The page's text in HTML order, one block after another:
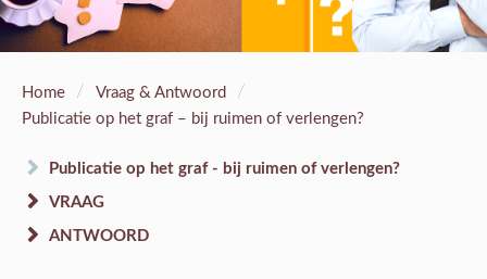
Home / Vraag & Antwoord /
Publicatie op het graf – bij ruimen of verlengen?
Publicatie op het graf - bij ruimen of verlengen?
VRAAG
ANTWOORD